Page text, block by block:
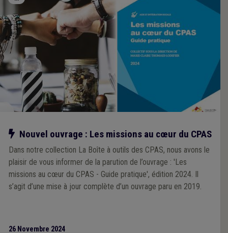
Notre action
Nouvel ouvrage : Les missions au cœur du CPAS
Dans notre collection La Boîte à outils des CPAS, nous avons le
plaisir de vous informer de la parution de l’ouvrage : 'Les
missions au cœur du CPAS - Guide pratique', édition 2024. Il
s’agit d’une mise à jour complète d’un ouvrage paru en 2019.
26 Novembre 2024